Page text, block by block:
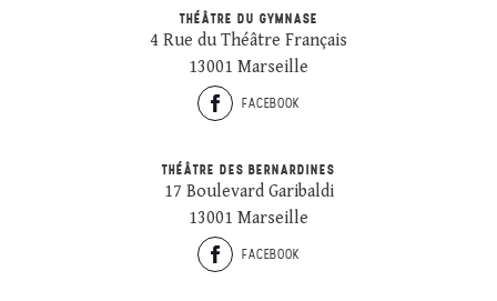
THÉÂTRE DU GYMNASE
4 Rue du Théâtre Français
13001 Marseille
FACEBOOK
THÉÂTRE DES BERNARDINES
17 Boulevard Garibaldi
13001 Marseille
FACEBOOK